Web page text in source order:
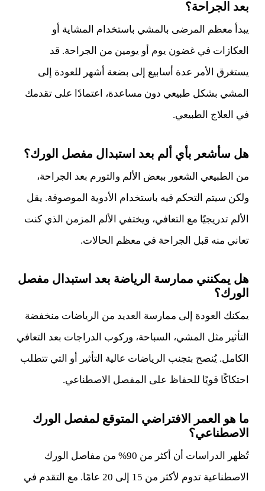
بعد الجراحة؟
يبدأ معظم المرضى بالمشي باستخدام المشاية أو
العكازات في غضون يوم أو يومين من الجراحة. قد
يستغرق الأمر عدة أسابيع إلى بضعة أشهر للعودة إلى
المشي بشكل طبيعي دون مساعدة، اعتمادًا على تقدمك
في العلاج الطبيعي.
هل سأشعر بأي ألم بعد استبدال مفصل الورك؟
من الطبيعي الشعور ببعض الألم والتورم بعد الجراحة،
ولكن سيتم التحكم فيه باستخدام الأدوية الموصوفة. يقل
الألم تدريجيًا مع التعافي، ويختفي الألم المزمن الذي كنت
تعاني منه قبل الجراحة في معظم الحالات.
هل يمكنني ممارسة الرياضة بعد استبدال مفصل
الورك؟
يمكنك العودة إلى ممارسة العديد من الرياضات منخفضة
التأثير مثل المشي، السباحة، وركوب الدراجات بعد التعافي
الكامل. يُنصح بتجنب الرياضات عالية التأثير أو التي تتطلب
احتكاكًا قويًا للحفاظ على المفصل الاصطناعي.
ما هو العمر الافتراضي المتوقع لمفصل الورك
الاصطناعي؟
تُظهر الدراسات أن أكثر من 90% من مفاصل الورك
الاصطناعية تدوم لأكثر من 15 إلى 20 عامًا. مع التقدم في